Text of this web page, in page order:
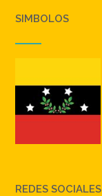
SIMBOLOS
REDES SOCIALES